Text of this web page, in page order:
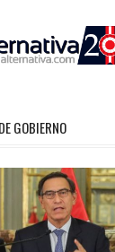
GOBIERNO